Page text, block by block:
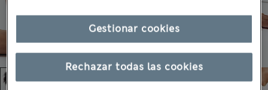
Rechazar todas las cookies
Gestionar cookies